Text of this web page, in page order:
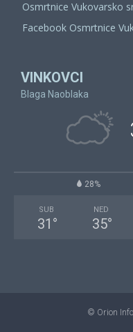
Osmrtnice Vukovarsko
Facebook Osmrtnice
VINKOVCI
Blaga Naoblaka
28%
SUB
31 °
NED
35°
© Orion